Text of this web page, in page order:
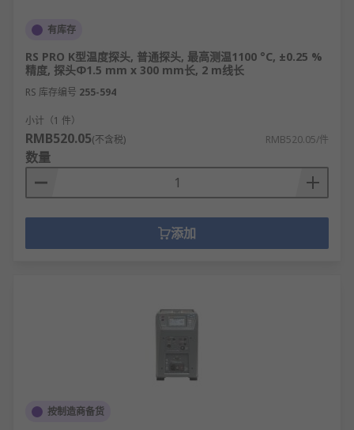
有库存
RS PRO K型温度探头, 普通探头, 最高测温1100 °C, ±0.25 %
精度, 探头Φ1.5 mm x 300 mm长, 2 m线长
RS 库存编号 255-594
小计（1 件）
RMB520.05(不含税) RMB520.05/件
数量
添加
按制造商备货